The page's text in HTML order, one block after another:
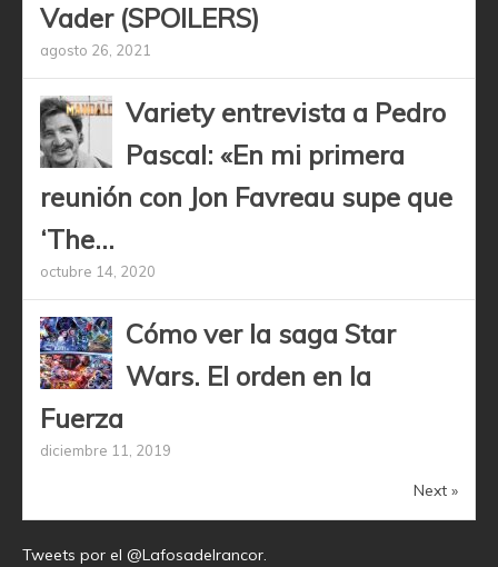
Vader (SPOILERS)
agosto 26, 2021
Variety entrevista a Pedro
Pascal: «En mi primera
reunión con Jon Favreau supe que
‘The...
octubre 14, 2020
Cómo ver la saga Star
Wars. El orden en la
Fuerza
diciembre 11, 2019
Next »
Tweets por el @Lafosadelrancor.